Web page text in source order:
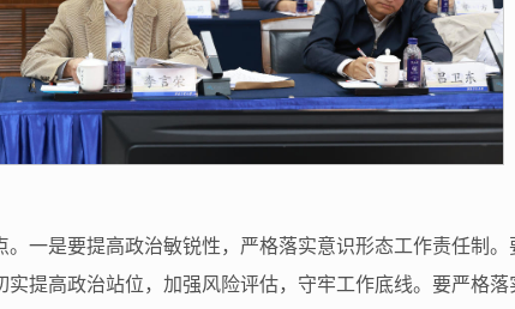
一是要提高政治敏锐性，严格落实意识形态工作责任制
提高政治站位，加强风险评估，守牢工作底线。要严格